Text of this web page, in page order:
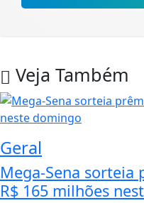
Veja Também
Geral
Mega-Sena sorteia
R$ 165 milhões